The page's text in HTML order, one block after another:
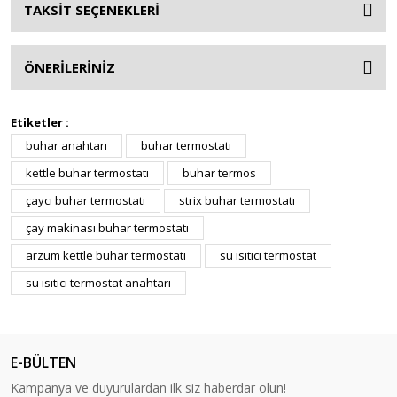
TAKSİT SEÇENEKLERİ
ÖNERİLERİNİZ
Etiketler :
buhar anahtarı
buhar termostatı
kettle buhar termostatı
buhar termos
çaycı buhar termostatı
strix buhar termostatı
çay makinası buhar termostatı
arzum kettle buhar termostatı
su ısıtıcı termostat
su ısıtıcı termostat anahtarı
E-BÜLTEN
Kampanya ve duyurulardan ilk siz haberdar olun!